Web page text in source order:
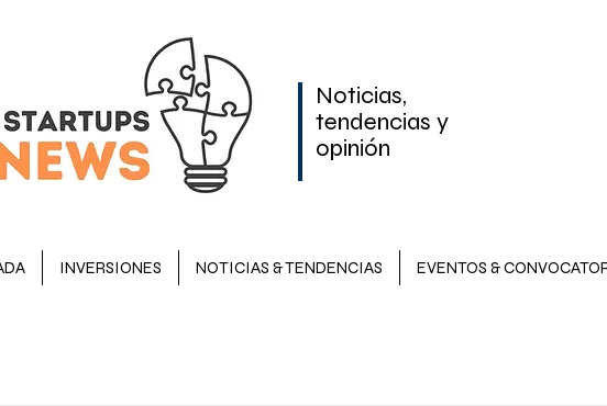
Noticias,
tendencias y
opinión
INVERSIONES NOTICIAS & TENDENCIAS EVENTOS &